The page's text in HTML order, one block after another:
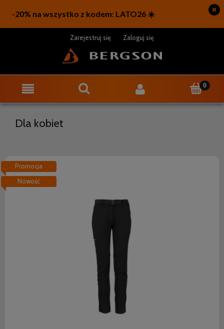
Zarejestruj się Zaloguj się
Dla kobiet
do koszyka
Promocja
Nowość